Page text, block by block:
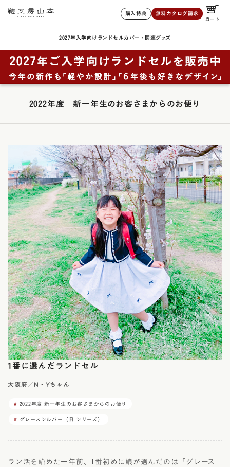
購入特典 無料カタログ請求
カート
2027年入学向けランドセル カバー・関連グッズ
2022年度 新一年生のお客さまからのお便り
1番に選んだランドセル
大阪府／N・Yちゃん
2022年度 新一年生のお客さまからのお便り
グレースシルバー（旧 シリーズ）
ラン活を始めた一年前、1番初めに娘が選んだのは「グレース